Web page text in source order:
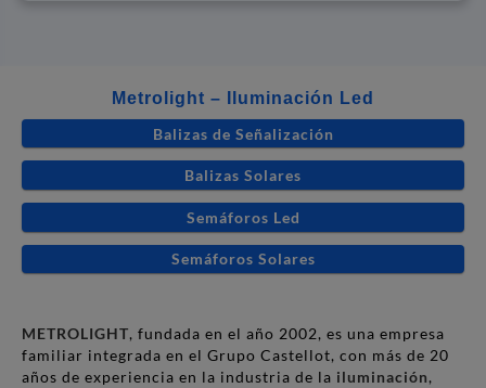
Metrolight – Iluminación Led
Balizas de Señalización
Balizas Solares
Semáforos Led
Semáforos Solares
METROLIGHT, fundada en el año 2002, es una empresa
familiar integrada en el Grupo Castellot, con más de 20
años de experiencia en la industria de la iluminación,